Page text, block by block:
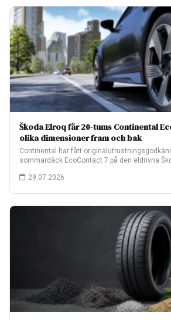
Škoda Elroq får 20-tums Continental
olika dimensioner fram och bak
Continental har fått
sommardäck EcoContact 7 på den eldrivna
29.07.2026